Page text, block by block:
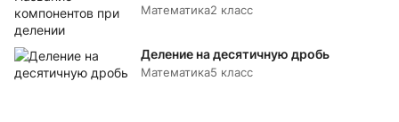
Математика2 класс
Деление на десятичную дробь
Математика5 класс